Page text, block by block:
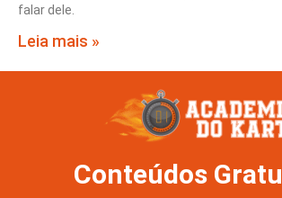
falar dele.
Leia mais »
Conteúdos